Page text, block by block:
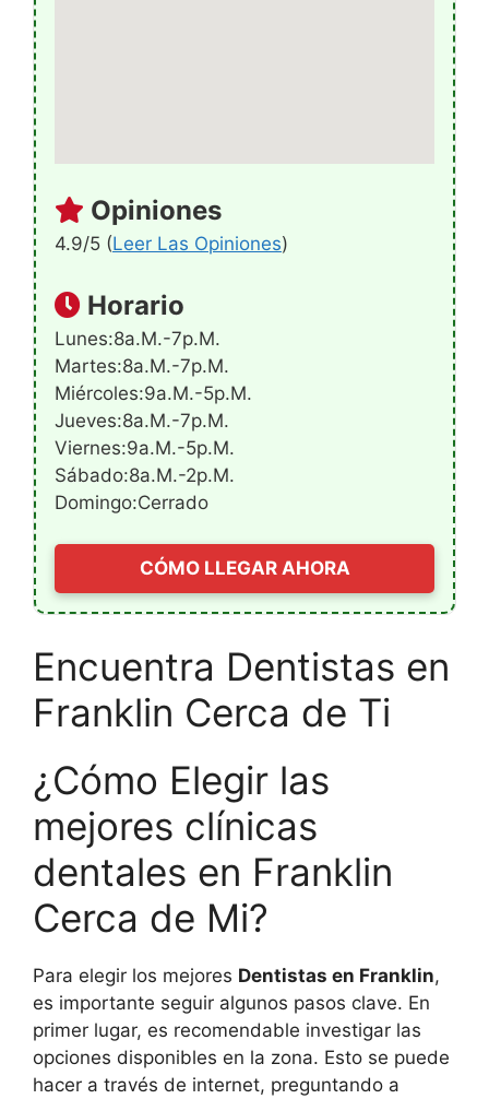
Opiniones
4.9/5 (Leer Las Opiniones)
Horario
Lunes:8a.m.-7p.m.
Martes:8a.m.-7p.m.
Miércoles:9a.m.-5p.m.
Jueves:8a.m.-7p.m.
Viernes:9a.m.-5p.m.
Sábado:8a.m.-2p.m.
Domingo:Cerrado
CÓMO LLEGAR AHORA
Encuentra Dentistas en
Franklin Cerca de Ti
¿Cómo Elegir las
mejores clínicas
dentales en Franklin
Cerca de Mi?
Para elegir los mejores Dentistas en Franklin,
es importante seguir algunos pasos clave. En
primer lugar, es recomendable investigar las
opciones disponibles en la zona. Esto se puede
hacer a través de internet, preguntando a